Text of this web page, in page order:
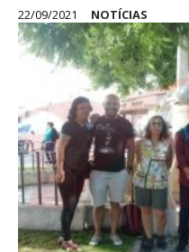
22/09/2021 NOTÍCIAS